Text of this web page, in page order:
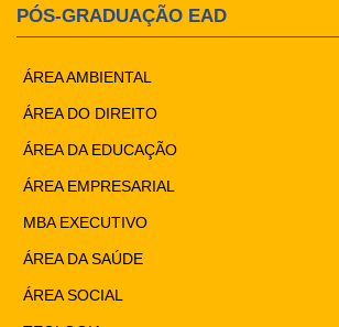
PÓS-GRADUAÇÃO EAD
ÁREA AMBIENTAL
ÁREA DO DIREITO
ÁREA DA EDUCAÇÃO
ÁREA EMPRESARIAL
MBA EXECUTIVO
ÁREA DA SAÚDE
ÁREA SOCIAL